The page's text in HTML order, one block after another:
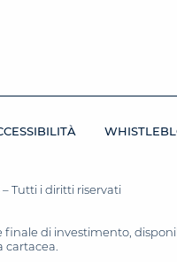
– Tutti i diritti riservati
di investimento,
cartacea.